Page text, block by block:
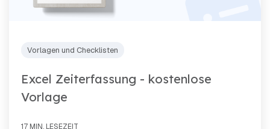
Vorlagen und Checklisten
Excel Zeiterfassung - kostenlose
Vorlage
17 MIN. LESEZEIT